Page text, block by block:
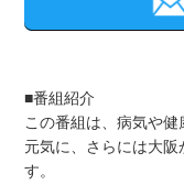
■番組紹介
この番組は、病気や
元気に、さらには大
す。